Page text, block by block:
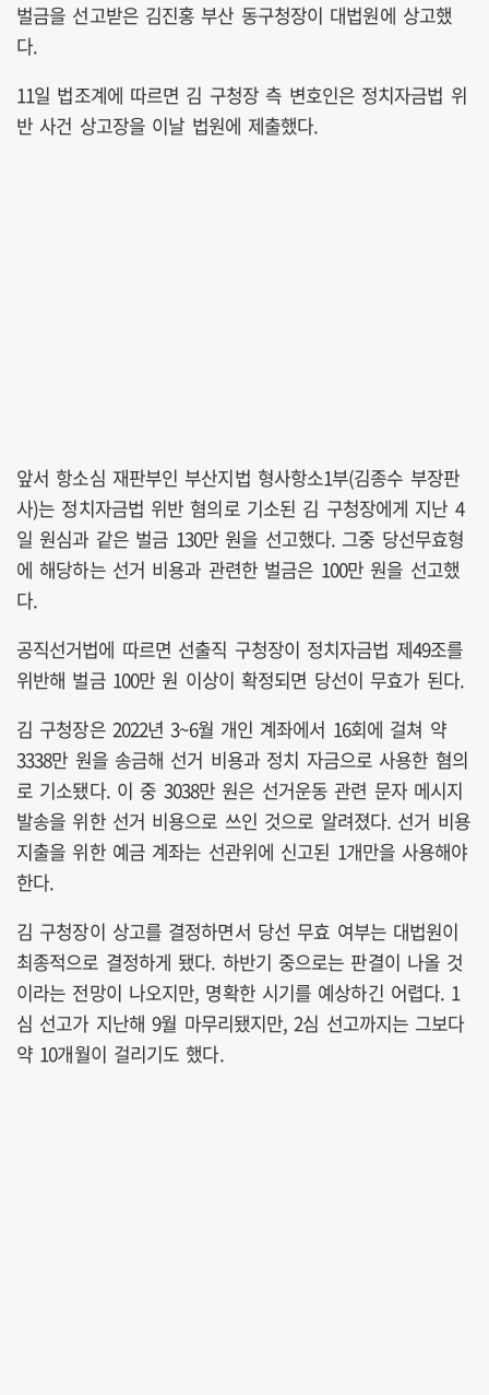
벌금을 선고받은 김진홍 부산 동구청장이 대법원에 상고했
다.
11일 법조계에 따르면 김 구청장 측 변호인은 정치자금법 위
반 사건 상고장을 이날 법원에 제출했다.
앞서 항소심 재판부인 부산지법 형사항소1부(김종수 부장판
사)는 정치자금법 위반 혐의로 기소된 김 구청장에게 지난 4
일 원심과 같은 벌금 130만 원을 선고했다. 그중 당선무효형
에 해당하는 선거 비용과 관련한 벌금은 100만 원을 선고했
다.
공직선거법에 따르면 선출직 구청장이 정치자금법 제49조를
위반해 벌금 100만 원 이상이 확정되면 당선이 무효가 된다.
김 구청장은 2022년 3~6월 개인 계좌에서 16회에 걸쳐 약
3338만 원을 송금해 선거 비용과 정치 자금으로 사용한 혐의
로 기소됐다. 이 중 3038만 원은 선거운동 관련 문자 메시지
발송을 위한 선거 비용으로 쓰인 것으로 알려졌다. 선거 비용
지출을 위한 예금 계좌는 선관위에 신고된 1개만을 사용해야
한다.
김 구청장이 상고를 결정하면서 당선 무효 여부는 대법원이
최종적으로 결정하게 됐다. 하반기 중으로는 판결이 나올 것
이라는 전망이 나오지만, 명확한 시기를 예상하긴 어렵다. 1
심 선고가 지난해 9월 마무리됐지만, 2심 선고까지는 그보다
약 10개월이 걸리기도 했다.